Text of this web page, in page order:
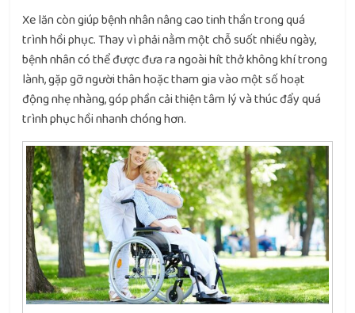
Xe lăn còn giúp bệnh nhân nâng cao tinh thần trong quá
trình hồi phục. Thay vì phải nằm một chỗ suốt nhiều ngày,
bệnh nhân có thể được đưa ra ngoài hít thở không khí trong
lành, gặp gỡ người thân hoặc tham gia vào một số hoạt
động nhẹ nhàng, góp phần cải thiện tâm lý và thúc đẩy quá
trình phục hồi nhanh chóng hơn.